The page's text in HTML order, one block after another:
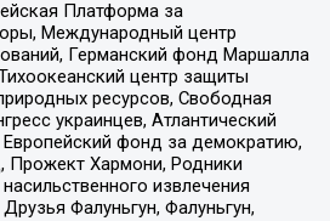
Платформа за
Международный центр
Германский фонд Маршалла
центр защиты
ресурсов, Свободная
украинцев, Атлантический
фонд за демократию,
Хармони, Родники
извлечения
Фалуньгун, Фалуньгун,